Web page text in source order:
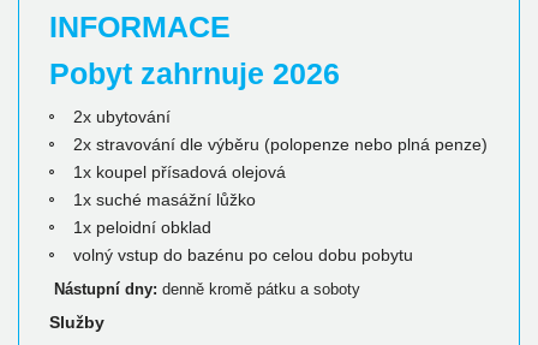
INFORMACE
Pobyt zahrnuje 2026
2x ubytování
2x stravování dle výběru (polopenze nebo plná penze)
1x koupel přísadová olejová
1x suché masážní lůžko
1x peloidní obklad
volný vstup do bazénu po celou dobu pobytu
Nástupní dny: denně kromě pátku a soboty
Služby